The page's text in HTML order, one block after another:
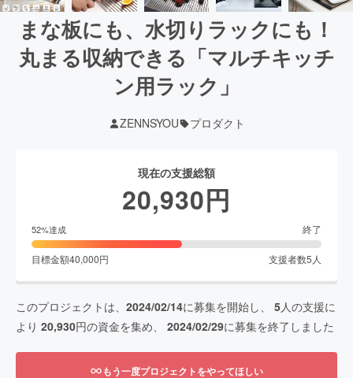
まな板にも、水切りラックにも！
丸まる収納できる「マルチキッチ
ン用ラック」
ZENNSYOU プロダクト
現在の支援総額
20,930円
52%達成 終了
目標金額40,000円 支援者数5 人
このプロジェクトは、 2024/02/14に募集を開始し、 5人の支援に
より 20,930円の資金を集め、 2024/02/29に募集を終了しました
もう一度プロジェクトをやってほしい